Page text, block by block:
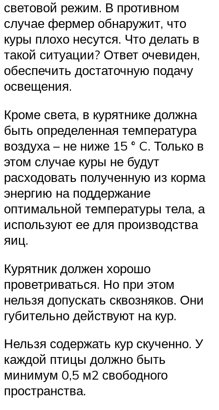
световой режим. В противном
случае фермер обнаружит, что
куры плохо несутся. Что делать в
такой ситуации? Ответ очевиден,
обеспечить достаточную подачу
освещения.
Кроме света, в курятнике должна
быть определенная температура
воздуха – не ниже 15 ° C. Только в
этом случае куры не будут
расходовать полученную из корма
энергию на поддержание
оптимальной температуры тела, а
используют ее для производства
яиц.
Курятник должен хорошо
проветриваться. Но при этом
нельзя допускать сквозняков. Они
губительно действуют на кур.
Нельзя содержать кур скученно. У
каждой птицы должно быть
минимум 0,5 м2 свободного
пространства.